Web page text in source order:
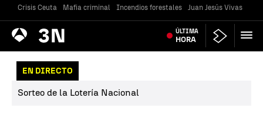
Crisis Ceuta Mafia criminal Incendios forestales Juan Jesús Vivas
Antena
3 Noticias ÚLTIMA
HORA
EN DIRECTO
Sorteo de la Lotería Nacional